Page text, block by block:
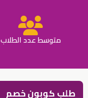
متوسط عدد الطلاب
طلب كوبون خصم